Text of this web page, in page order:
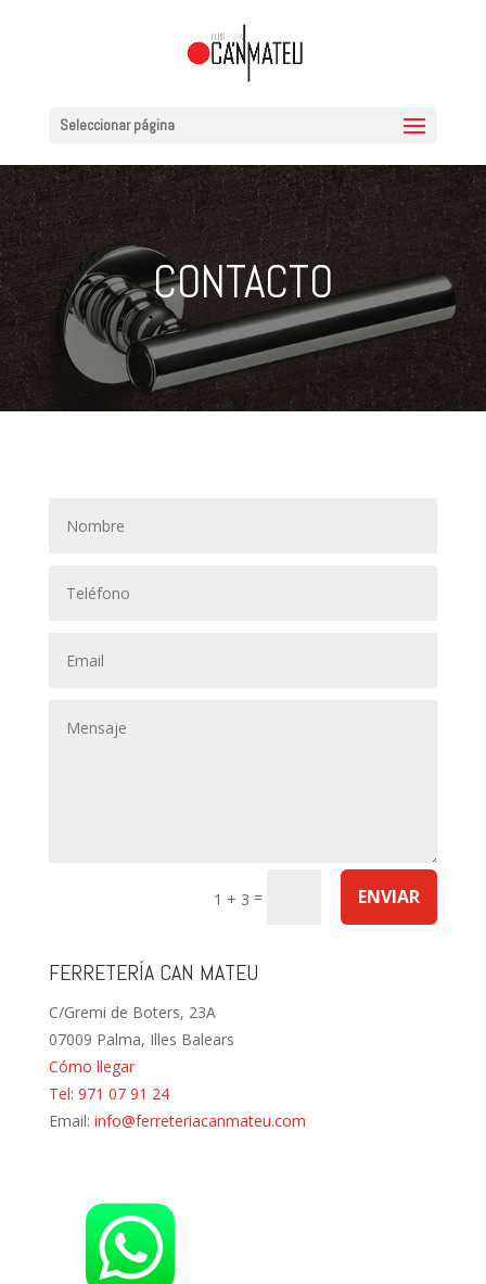
Seleccionar página
CONTACTO
1 + 3 = ENVIAR
FERRETERÍA CAN MATEU
C/Gremi de Boters, 23A
07009 Palma, Illes Balears
Cómo llegar
Tel: 971 07 91 24
Email: info@ferreteriacanmateu.com